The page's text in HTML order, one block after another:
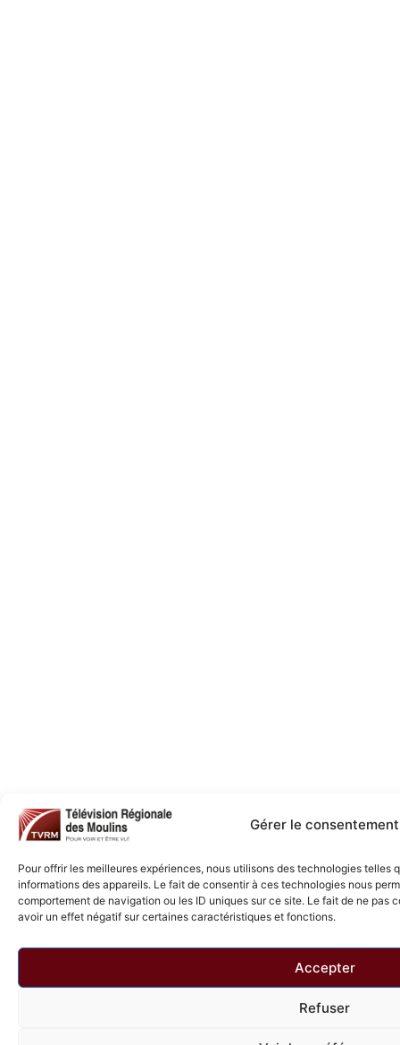
Gérer le consentement
Pour offrir les meilleures expériences, nous utilisons des technologies
informations des appareils. Le fait de consentir à ces technologies nous
comportement de navigation ou les ID uniques sur ce site. Le fait de ne pas
avoir un effet négatif sur certaines caractéristiques et fonctions.
Accepter
Refuser